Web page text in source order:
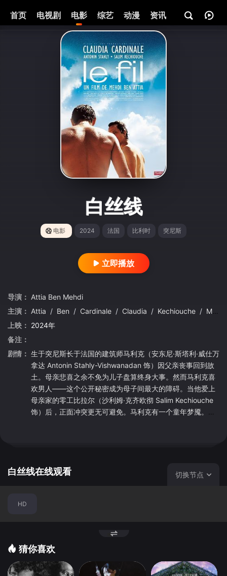
首页 电视剧 电影 综艺 动漫 资讯
白丝线
电影 2024 法国 比利时 突尼斯
立即播放
导演： Attia Ben Mehdi
主演： Attia / Ben / Cardinale / Claudia / Kechiouche / Mehdi
上映： 2024年
备注：
剧情： 生于突尼斯长于法国的建筑师马利克（安东尼·斯塔利·威仕万
拿达 Antonin Stahly-Vishwanadan 饰）因父亲丧事回到故
土。母亲悲喜之余不免为儿子盘算终身大事。然而马利克喜
欢男人——这个公开秘密成为母子间最大的障碍。当他爱上
母亲家的零工比拉尔（沙利姆·克齐欧彻 Salim Kechiouche
饰）后，正面冲突更无可避免。马利克有一个童年梦魇。他
炽烈明快。饰演母亲的克劳迪娅·卡汀娜（Claudia Cardinal
白丝线在线观看 切换节点
HD
猜你喜欢